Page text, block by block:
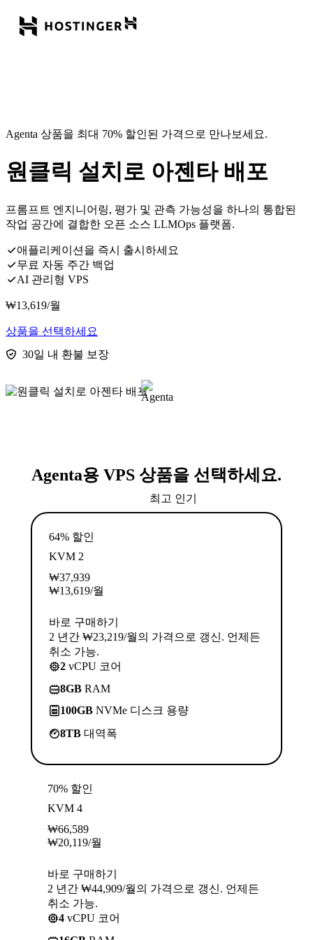
Agenta 상품을 최대 70% 할인된 가격으로 만나보세요.
원클릭 설치로 아젠타 배포
프롬프트 엔지니어링, 평가 및 관측 가능성을 하나의 통합된
작업 공간에 결합한 오픈 소스 LLMOps 플랫폼.
애플리케이션을 즉시 출시하세요
무료 자동 주간 백업
AI 관리형 VPS
₩13,619/월
상품을 선택하세요
30일 내 환불 보장
Agenta용 VPS 상품을 선택하세요.
최고 인기
64% 할인
KVM 2
₩37,939
₩13,619/월
바로 구매하기
2 년간 ₩23,219/월의 가격으로 갱신. 언제든
취소 가능.
2 vCPU 코어
8GB RAM
100GB NVMe 디스크 용량
8TB 대역폭
70% 할인
KVM 4
₩66,589
₩20,119/월
바로 구매하기
2 년간 ₩44,909/월의 가격으로 갱신. 언제든
취소 가능.
4 vCPU 코어